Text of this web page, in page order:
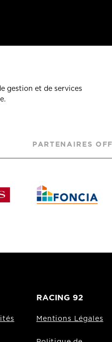
gestion et de services
PARTENAIRES
RACING 92
Mentions Légales